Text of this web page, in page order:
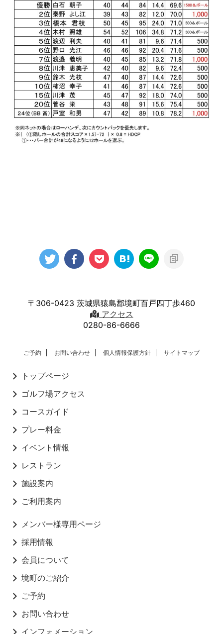
〒306-0423 茨城県猿島郡境町百戸四丁歩460
アクセス
0280-86-6666
ご予約 お問い合わせ 個人情報保護方針 サイトマップ
トップページ
ゴルフ場アクセス
コースガイド
プレー料金
イベント情報
レストラン
施設案内
ご利用案内
メンバー様専用ページ
採用情報
会員について
境町のご紹介
ご予約
お問い合わせ
インフォメーション